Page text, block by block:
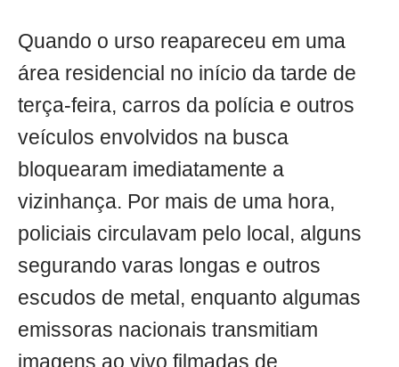
Quando o urso reapareceu em uma
área residencial no início da tarde de
terça-feira, carros da polícia e outros
veículos envolvidos na busca
bloquearam imediatamente a
vizinhança. Por mais de uma hora,
policiais circulavam pelo local, alguns
segurando varas longas e outros
escudos de metal, enquanto algumas
emissoras nacionais transmitiam
imagens ao vivo filmadas de